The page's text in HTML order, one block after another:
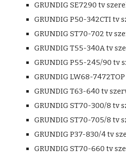
GRUNDIG SE7290 tv
GRUNDIG P50-342CTI tv
GRUNDIG ST70-702 tv
GRUNDIG T55-340A tv
GRUNDIG P55-245/90 tv
GRUNDIG LW68-
GRUNDIG T63-640 tv
GRUNDIG ST70-300/8 tv
GRUNDIG ST70-705/8 tv
GRUNDIG P37-830/4 tv
GRUNDIG ST70-660 tv